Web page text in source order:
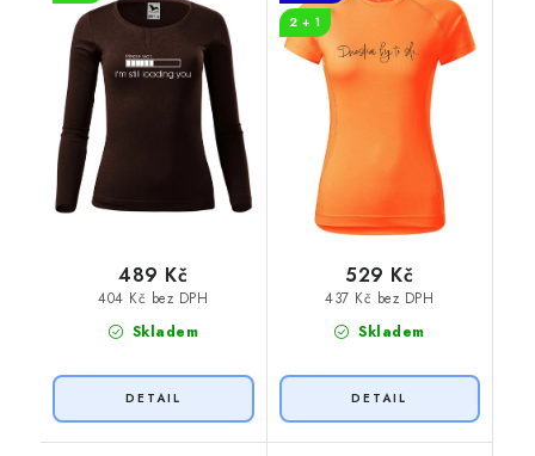
Skladem
404 Kč bez DPH
489 Kč
2 + 1
Skladem
437 Kč bez DPH
529 Kč